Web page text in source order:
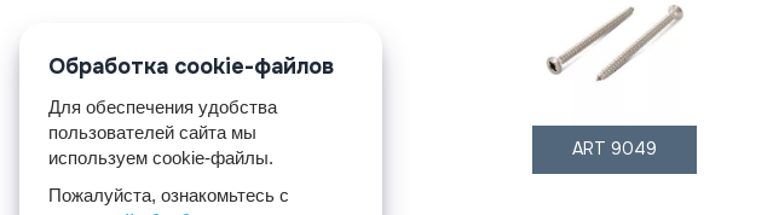
ART 9049
Обработка cookie-файлов
Для обеспечения удобства
пользователей сайта мы
используем cookie-файлы.
Пожалуйста, ознакомьтесь с